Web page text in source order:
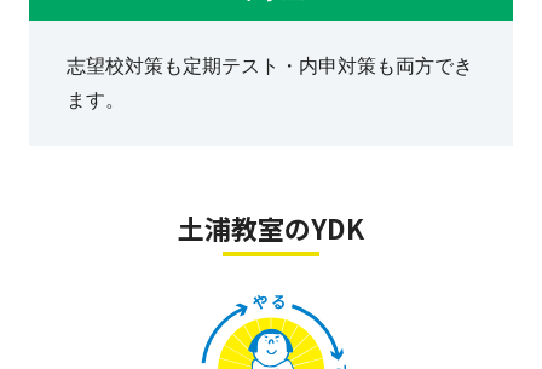
志望校対策も定期テスト・内申対策も両方でき
ます。
土浦教室のYDK